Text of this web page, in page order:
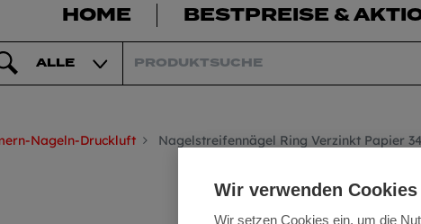
HOME BESTPREISE &
ALLE
Nageln-Druckluft Nagelstreifennägel Ring Verzinkt Papier
Wir verwenden Cookies
Wir setzen Cookies ein, um die